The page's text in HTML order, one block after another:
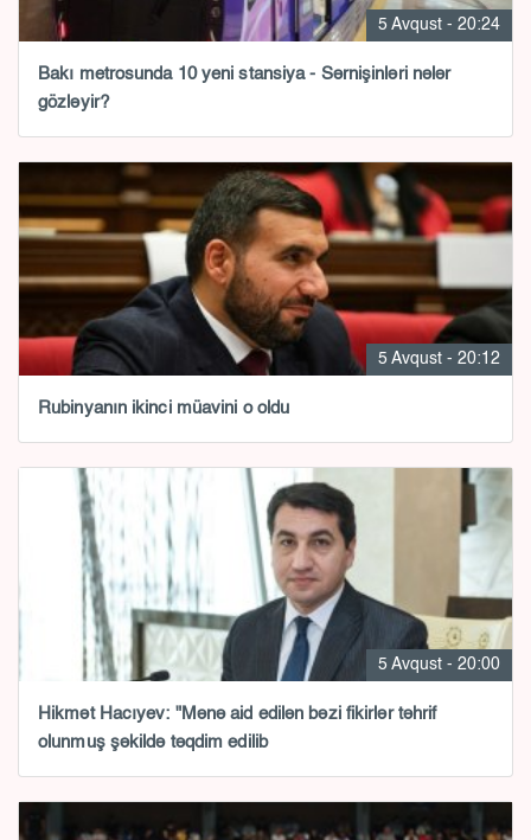
5 Avqust - 20:24
Bakı metrosunda 10 yeni stansiya - Sərnişinləri nələr
gözləyir?
5 Avqust - 20:12
Rubinyanın ikinci müavini o oldu
5 Avqust - 20:00
Hikmət Hacıyev: "Mənə aid edilən bəzi fikirlər təhrif
olunmuş şəkildə təqdim edilib